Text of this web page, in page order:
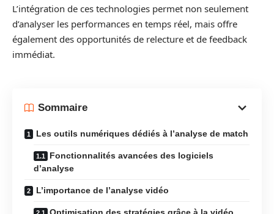
L’intégration de ces technologies permet non seulement
d’analyser les performances en temps réel, mais offre
également des opportunités de relecture et de feedback
immédiat.
Sommaire
Les outils numériques dédiés à l’analyse de match
Fonctionnalités avancées des logiciels
d’analyse
L’importance de l’analyse vidéo
Optimisation des stratégies grâce à la vidéo